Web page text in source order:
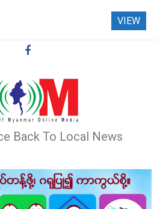
Back To Local News
VIEW